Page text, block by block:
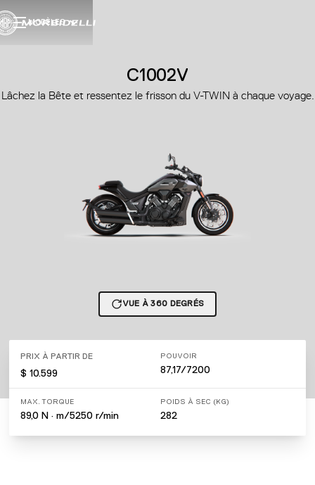
MODÈLES
C1002V
Lâchez la Bête et ressentez le frisson du V-TWIN à chaque voyage.
VUE À 360 DEGRÉS
PRIX À PARTIR DE
$ 10.599
POUVOIR
87,17/7200
MAX. TORQUE
89,0 N · m/5250 r/min
POIDS À SEC (KG)
282